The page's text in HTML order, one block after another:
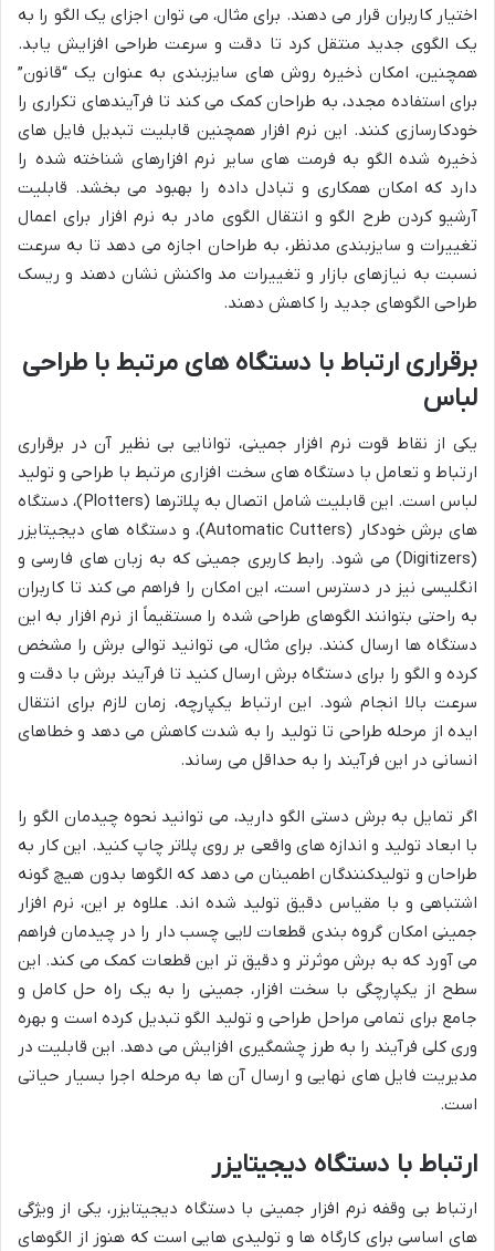
اختیار کاربران قرار می دهند. برای مثال، می توان اجزای یک الگو را به
یک الگوی جدید منتقل کرد تا دقت و سرعت طراحی افزایش یابد.
همچنین، امکان ذخیره روش های سایزبندی به عنوان یک “قانون”
برای استفاده مجدد، به طراحان کمک می کند تا فرآیندهای تکراری را
خودکارسازی کنند. این نرم افزار همچنین قابلیت تبدیل فایل های
ذخیره شده الگو به فرمت های سایر نرم افزارهای شناخته شده را
دارد که امکان همکاری و تبادل داده را بهبود می بخشد. قابلیت
آرشیو کردن طرح الگو و انتقال الگوی مادر به نرم افزار برای اعمال
تغییرات و سایزبندی مدنظر، به طراحان اجازه می دهد تا به سرعت
نسبت به نیازهای بازار و تغییرات مد واکنش نشان دهند و ریسک
طراحی الگوهای جدید را کاهش دهند.
برقراری ارتباط با دستگاه های مرتبط با طراحی
لباس
یکی از نقاط قوت نرم افزار جمینی، توانایی بی نظیر آن در برقراری
ارتباط و تعامل با دستگاه های سخت افزاری مرتبط با طراحی و تولید
لباس است. این قابلیت شامل اتصال به پلاترها (Plotters)، دستگاه
های برش خودکار (Automatic Cutters)، و دستگاه های دیجیتایزر
(Digitizers) می شود. رابط کاربری جمینی که به زبان های فارسی و
انگلیسی نیز در دسترس است، این امکان را فراهم می کند تا کاربران
به راحتی بتوانند الگوهای طراحی شده را مستقیماً از نرم افزار به این
دستگاه ها ارسال کنند. برای مثال، می توانید توالی برش را مشخص
کرده و الگو را برای دستگاه برش ارسال کنید تا فرآیند برش با دقت و
سرعت بالا انجام شود. این ارتباط یکپارچه، زمان لازم برای انتقال
ایده از مرحله طراحی تا تولید را به شدت کاهش می دهد و خطاهای
انسانی در این فرآیند را به حداقل می رساند.
اگر تمایل به برش دستی الگو دارید، می توانید نحوه چیدمان الگو را
با ابعاد تولید و اندازه های واقعی بر روی پلاتر چاپ کنید. این کار به
طراحان و تولیدکنندگان اطمینان می دهد که الگوها بدون هیچ گونه
اشتباهی و با مقیاس دقیق تولید شده اند. علاوه بر این، نرم افزار
جمینی امکان گروه بندی قطعات لایی چسب دار را در چیدمان فراهم
می آورد که به برش موثرتر و دقیق تر این قطعات کمک می کند. این
سطح از یکپارچگی با سخت افزار، جمینی را به یک راه حل کامل و
جامع برای تمامی مراحل طراحی و تولید الگو تبدیل کرده است و بهره
وری کلی فرآیند را به طرز چشمگیری افزایش می دهد. این قابلیت در
مدیریت فایل های نهایی و ارسال آن ها به مرحله اجرا بسیار حیاتی
است.
ارتباط با دستگاه دیجیتایزر
ارتباط بی وقفه نرم افزار جمینی با دستگاه دیجیتایزر، یکی از ویژگی
های اساسی برای کارگاه ها و تولیدی هایی است که هنوز از الگوهای